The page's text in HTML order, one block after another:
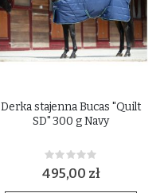
Derka stajenna Bucas "Quilt
SD" 300 g Navy
Rating:
0%
495,00 zł